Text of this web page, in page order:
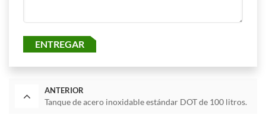
ENTREGAR
ANTERIOR
Tanque de acero inoxidable estándar DOT de 100 litros.